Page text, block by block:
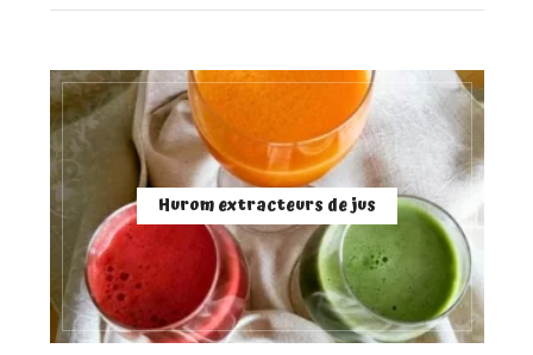
Hurom extracteurs de jus